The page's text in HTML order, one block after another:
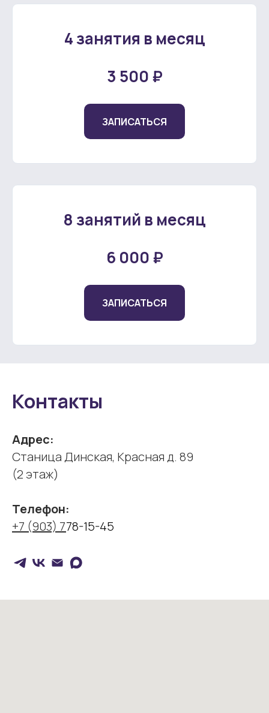
4 занятия в месяц
3 500 ₽
ЗАПИСАТЬСЯ
8 занятий в месяц
6 000 ₽
ЗАПИСАТЬСЯ
Контакты
Адрес:
Cтаница Динская, Красная д. 89
(2 этаж)
Телефон:
+7 (903) 778-15-45